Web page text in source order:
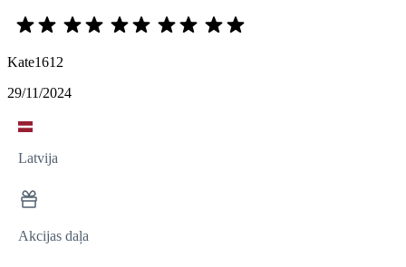
Kate1612
29/11/2024
Latvija
Akcijas daļa